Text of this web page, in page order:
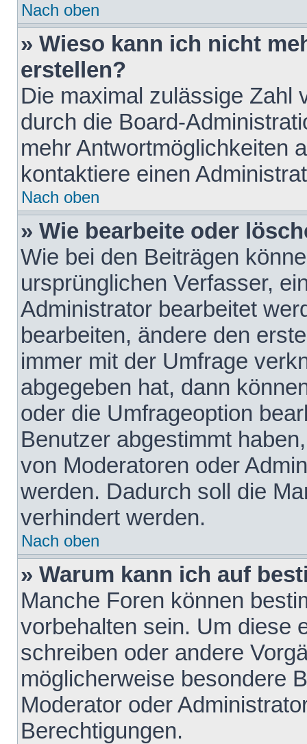
Nach oben
» Wieso kann ich nicht
erstellen?
Die maximal zulässige Zahl
durch die Board-
mehr Antwortmöglichkeiten
kontaktiere einen
Nach oben
» Wie bearbeite oder
Wie bei den Beiträgen
ursprünglichen Verfasser,
Administrator bearbeitet
bearbeiten, ändere den
immer mit der Umfrage
abgegeben hat, dann
oder die Umfrageoption
Benutzer abgestimmt
von Moderatoren oder
werden. Dadurch soll die
verhindert werden.
Nach oben
» Warum kann ich auf
Manche Foren können
vorbehalten sein. Um diese
schreiben oder andere
möglicherweise besondere
Moderator oder
Berechtigungen.